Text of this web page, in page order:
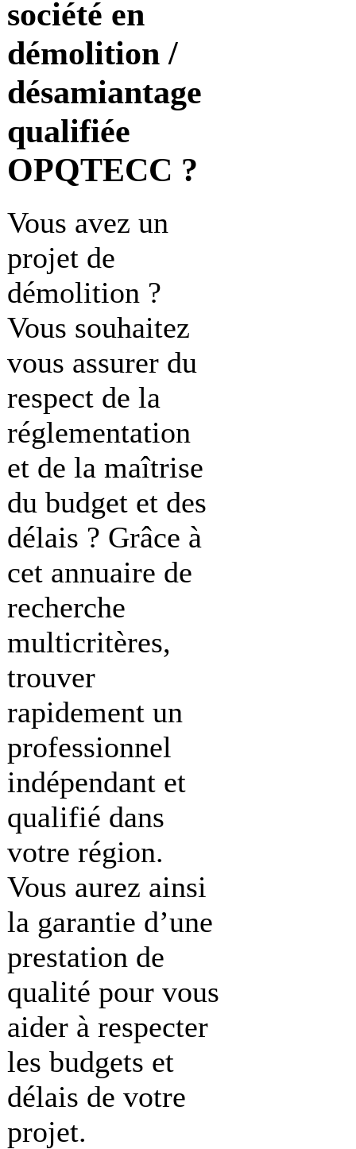
société en
démolition /
désamiantage
qualifiée
OPQTECC ?
Vous avez un
projet de
démolition ?
Vous souhaitez
vous assurer du
respect de la
réglementation
et de la maîtrise
du budget et des
délais ? Grâce à
cet annuaire de
recherche
multicritères,
trouver
rapidement un
professionnel
indépendant et
qualifié dans
votre région.
Vous aurez ainsi
la garantie d’une
prestation de
qualité pour vous
aider à respecter
les budgets et
délais de votre
projet.